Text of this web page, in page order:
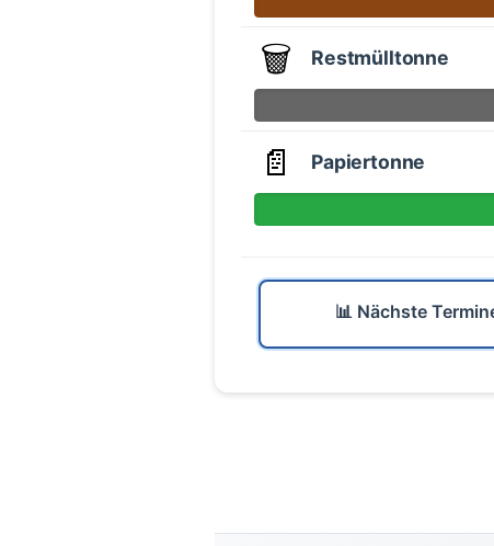
🗑️ Restmülltonne
📄 Papiertonne
📊 Nächste